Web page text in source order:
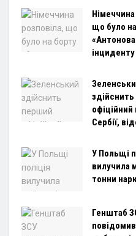
що було
офіційний
Сербії,
У Польщі
вилучила
тонни
Генштаб